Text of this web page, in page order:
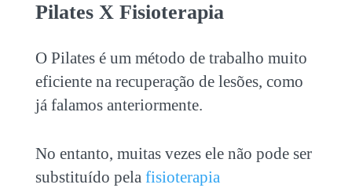
Pilates X Fisioterapia
O Pilates é um método de trabalho muito
eficiente na recuperação de lesões, como
já falamos anteriormente.
No entanto, muitas vezes ele não pode ser
substituído pela fisioterapia